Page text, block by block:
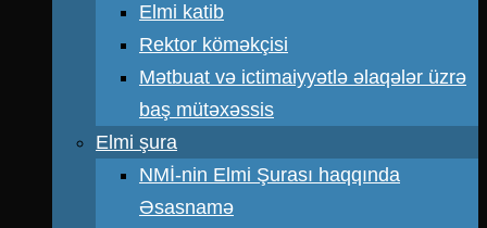
Elmi katib
Rektor köməkçisi
Mətbuat və ictimaiyyətlə əlaqələr üzrə
baş mütəxəssis
Elmi şura
NMİ-nin Elmi Şurası haqqında
Əsasnamə